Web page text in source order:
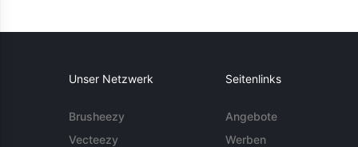
Unser Netzwerk
Brusheezy
Vecteezy
Seitenlinks
Angebote
Werben